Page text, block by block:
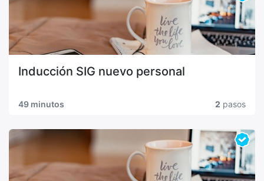
Inducción SIG nuevo personal
49 minutos 2 pasos